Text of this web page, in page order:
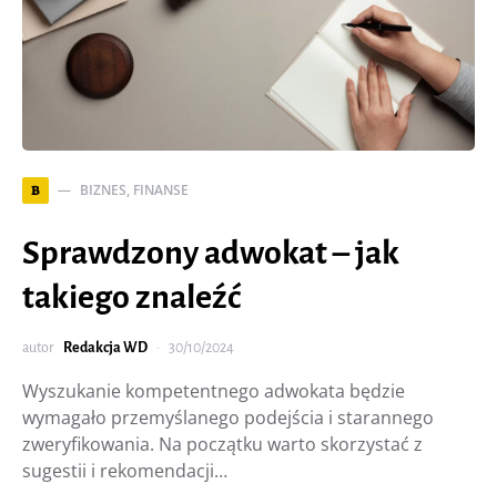
B BIZNES, FINANSE
Sprawdzony adwokat – jak
takiego znaleźć
autor Redakcja WD 30/10/2024
Wyszukanie kompetentnego adwokata będzie
wymagało przemyślanego podejścia i starannego
zweryfikowania. Na początku warto skorzystać z
sugestii i rekomendacji…